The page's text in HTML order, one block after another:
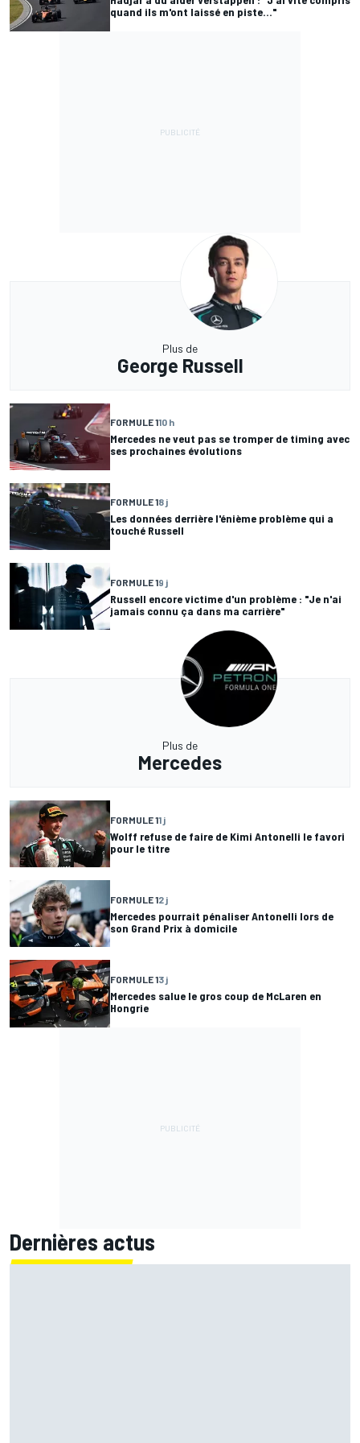
quand ils m'ont laissé en piste..."
Plus de
George Russell
FORMULE 110 h
Mercedes ne veut pas se tromper de timing avec
ses prochaines évolutions
FORMULE 18 j
Les données derrière l'énième problème qui a
touché Russell
FORMULE 19 j
Russell encore victime d'un problème : "Je n'ai
jamais connu ça dans ma carrière"
Plus de
Mercedes
FORMULE 11 j
Wolff refuse de faire de Kimi Antonelli le favori
pour le titre
FORMULE 12 j
Mercedes pourrait pénaliser Antonelli lors de
son Grand Prix à domicile
FORMULE 13 j
Mercedes salue le gros coup de McLaren en
Hongrie
Dernières actus